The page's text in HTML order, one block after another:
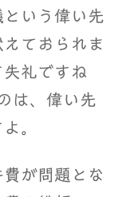
いう偉い先
ておられま
礼ですね
は、偉い先
。
が問題とな